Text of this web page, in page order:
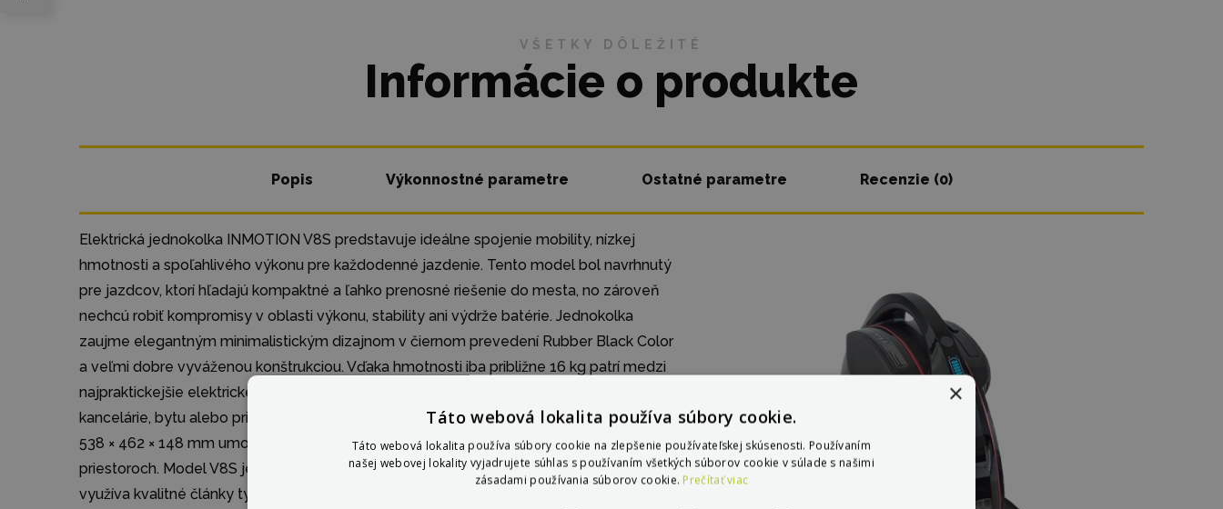
VŠETKY DÔLEŽITÉ
Informácie o produkte
Popis Výkonnostné parametre Ostatné parametre Recenzie (0)
Elektrická jednokolka INMOTION V8S predstavuje ideálne spojenie mobility, nízkej
hmotnosti a spoľahlivého výkonu pre každodenné jazdenie. Tento model bol navrhnutý
pre jazdcov, ktorí hľadajú kompaktné a ľahko prenosné riešenie do mesta, no zároveň
nechcú robiť kompromisy v oblasti výkonu, stability ani výdrže batérie. Jednokolka
zaujme elegantným minimalistickým dizajnom v čiernom prevedení Rubber Black Color
a veľmi dobre vyváženou konštrukciou. Vďaka hmotnosti iba približne 16 kg patrí medzi
najpraktickejšie elektrické jednokolky vo svojej triede, čo oceníte pri prenášaní do
kancelárie, bytu alebo pri cestovaní verejnou dopravou. Kompaktné rozmery približne
538 × 462 × 148 mm umožňujú jednoduché skladovanie aj manipuláciu v menších
priestoroch. Model V8S je vybavený modernou batériou s kapacitou 728 Wh, ktorá
využíva kvalitné články typu 21700 LG / BAK, čím zabezpečuje vysokú životnosť,
×
Táto webová lokalita používa súbory cookie.
Táto webová lokalita používa súbory cookie na zlepšenie používateľskej skúsenosti. Používaním
našej webovej lokality vyjadrujete súhlas s používaním všetkých súborov cookie v súlade s našimi
zásadami používania súborov cookie. Prečítať viac